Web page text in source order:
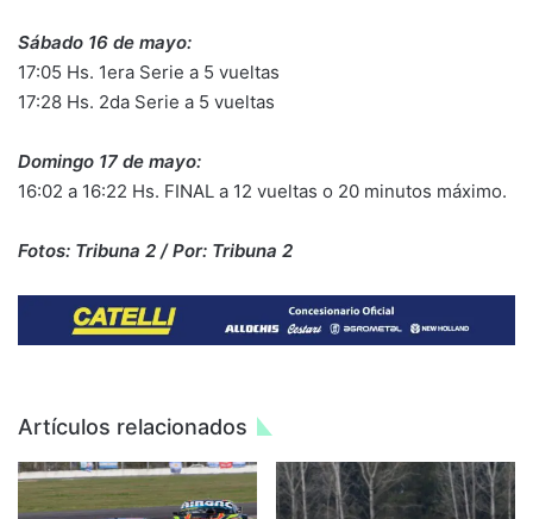
Sábado 16 de mayo:
17:05 Hs. 1era Serie a 5 vueltas
17:28 Hs. 2da Serie a 5 vueltas
Domingo 17 de mayo:
16:02 a 16:22 Hs. FINAL a 12 vueltas o 20 minutos máximo.
Fotos: Tribuna 2 / Por: Tribuna 2
Artículos relacionados